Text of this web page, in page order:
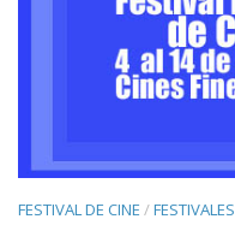
FESTIVAL DE CINE /FESTIVALES